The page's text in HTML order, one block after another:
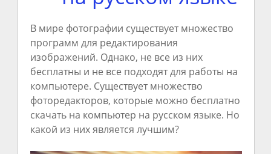
В мире фотографии существует множество
программ для редактирования
изображений. Однако, не все из них
бесплатны и не все подходят для работы на
компьютере. Существует множество
фоторедакторов, которые можно бесплатно
скачать на компьютер на русском языке. Но
какой из них является лучшим?